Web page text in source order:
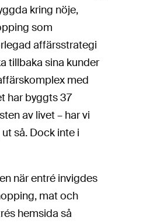
kring nöje,
som
affärsstrategi
tillbaka sina kunder
med
har byggts 37
av livet – har vi
så. Dock inte i
när entré invigdes
mat och
hemsida så